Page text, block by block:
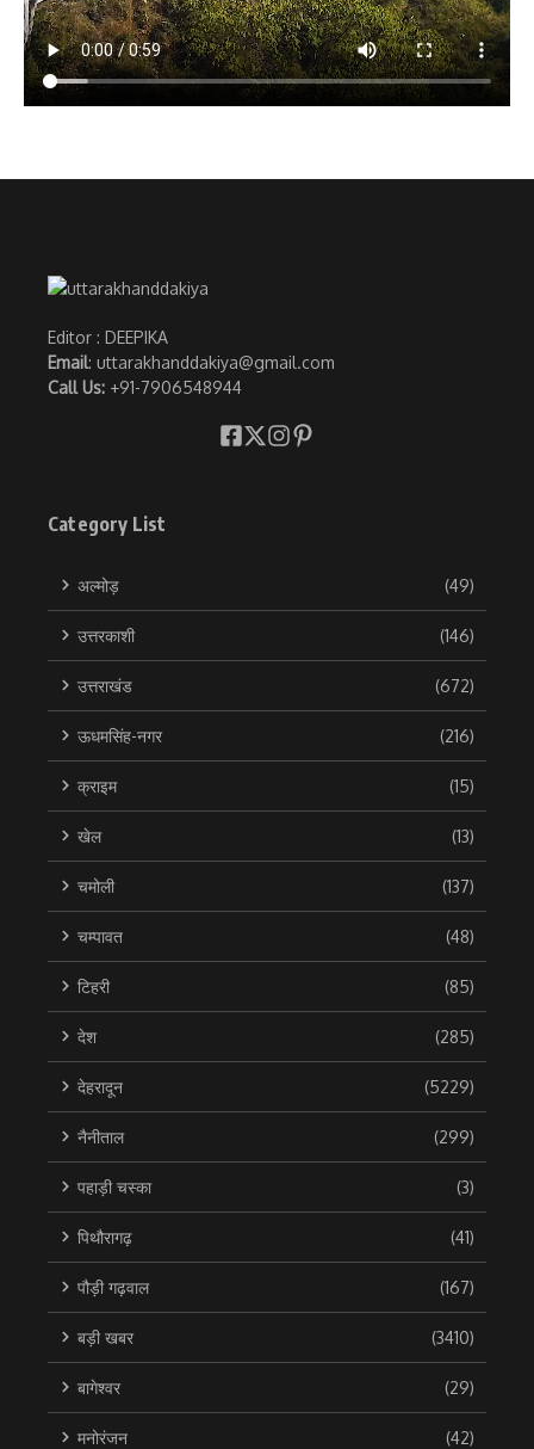
Editor : DEEPIKA
Email: uttarakhanddakiya@gmail.com
Call Us: +91-7906548944
Category List
अल्मोड़ (49)
उत्तरकाशी (146)
उत्तराखंड (672)
ऊधमसिंह-नगर (216)
क्राइम (15)
खेल (13)
चमोली (137)
चम्पावत (48)
टिहरी (85)
देश (285)
देहरादून (5229)
नैनीताल (299)
पहाड़ी चस्का (3)
पिथौरागढ़ (41)
पौड़ी गढ़वाल (167)
बड़ी खबर (3410)
बागेश्वर (29)
मनोरंजन (42)